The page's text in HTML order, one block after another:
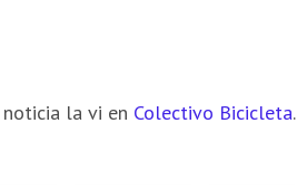
noticia la vi en Colectivo Bicicleta.